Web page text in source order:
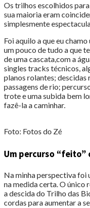
Os trilhos escolhidos
sua maioria eram
simplesmente
Foi aquilo a que eu
um pouco de tudo a que
de uma cascata,com a
singles tracks técnicos,
planos rolantes; descidas
passagens de rio;
trote e uma subida bem
fazê-la a caminhar.
Foto: Fotos do Zé
Um percurso “feito”
Na minha perspectiva foi
na medida certa. O único
a descida do Trilho das
cordas para aumentar a